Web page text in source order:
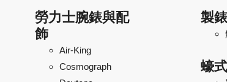
勞力士腕錶與配
飾
Air-King
Cosmograph
製
蠔